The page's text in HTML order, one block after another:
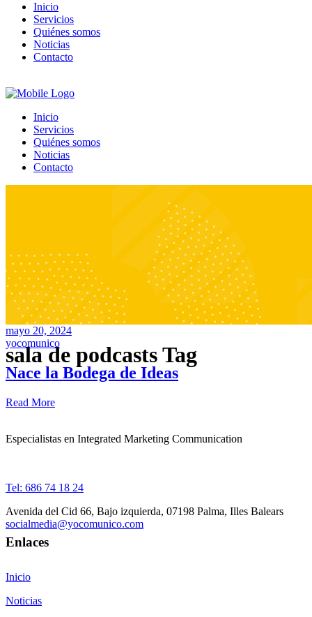
Inicio
Servicios
Quiénes somos
Noticias
Contacto
Inicio
Servicios
Quiénes somos
Noticias
Contacto
sala de podcasts Tag
mayo 20, 2024
yocomunico
Nace la Bodega de Ideas
Read More
Especialistas en Integrated Marketing Communication
Tel: 686 74 18 24
Avenida del Cid 66, Bajo izquierda, 07198 Palma, Illes Balears
socialmedia@yocomunico.com
Enlaces
Inicio
Noticias